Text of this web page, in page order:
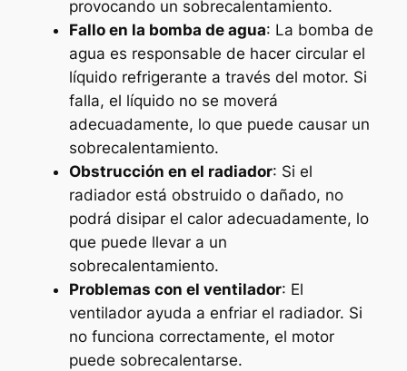
provocando un sobrecalentamiento.
Fallo en la bomba de agua: La bomba de
agua es responsable de hacer circular el
líquido refrigerante a través del motor. Si
falla, el líquido no se moverá
adecuadamente, lo que puede causar un
sobrecalentamiento.
Obstrucción en el radiador: Si el
radiador está obstruido o dañado, no
podrá disipar el calor adecuadamente, lo
que puede llevar a un
sobrecalentamiento.
Problemas con el ventilador: El
ventilador ayuda a enfriar el radiador. Si
no funciona correctamente, el motor
puede sobrecalentarse.